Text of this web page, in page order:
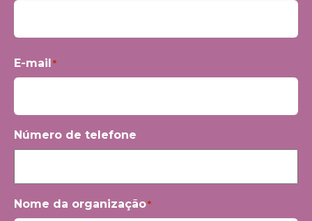
E-mail *
Número de telefone
Nome da organização*